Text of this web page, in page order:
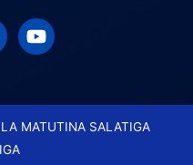
MATUTINA SALATIGA